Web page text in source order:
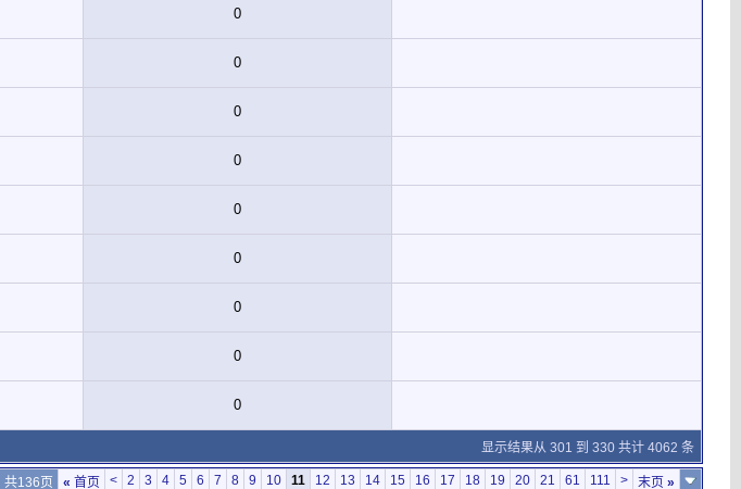
0
0
0
0
0
0
0
0
0
显示结果从 301 到 330 共计 4062 条
共136页 « 首页 < 2 3 4 5 6 7 8 9 10 11 12 13 14 15 16 17 18 19 20 21 61 111 > 末页 »